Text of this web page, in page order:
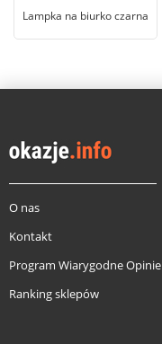
Lampka na biurko czarna
O nas
Kontakt
Program Wiarygodne Opinie
Ranking sklepów